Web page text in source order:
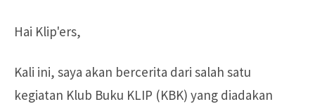
Hai Klip'ers,
Kali ini, saya akan bercerita dari salah satu
kegiatan Klub Buku KLIP (KBK) yang diadakan